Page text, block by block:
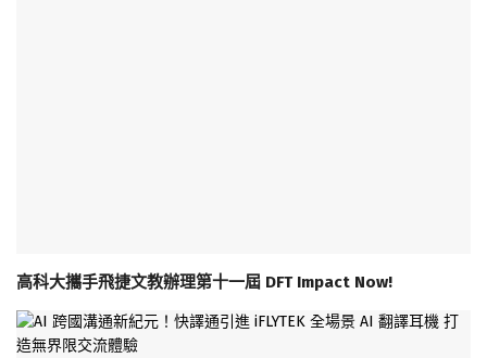
高科大攜手飛捷文教辦理第十一屆 DFT Impact Now!